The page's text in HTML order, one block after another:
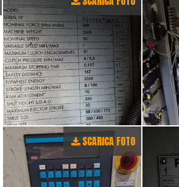
SCARICA FOTO